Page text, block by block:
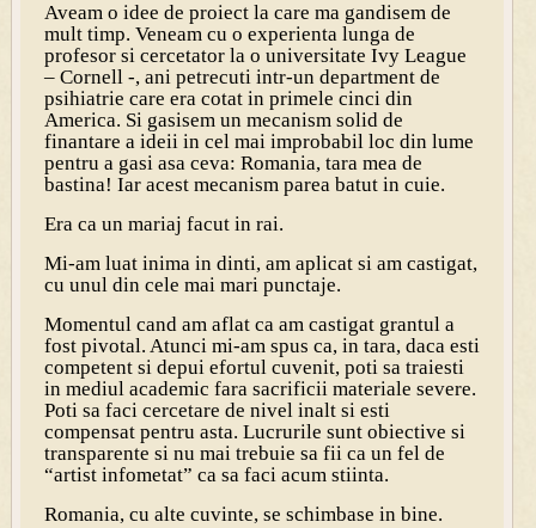
Aveam o idee de proiect la care ma gandisem de
mult timp. Veneam cu o experienta lunga de
profesor si cercetator la o universitate Ivy League
– Cornell -, ani petrecuti intr-un department de
psihiatrie care era cotat in primele cinci din
America. Si gasisem un mecanism solid de
finantare a ideii in cel mai improbabil loc din lume
pentru a gasi asa ceva: Romania, tara mea de
bastina! Iar acest mecanism parea batut in cuie.
Era ca un mariaj facut in rai.
Mi-am luat inima in dinti, am aplicat si am castigat,
cu unul din cele mai mari punctaje.
Momentul cand am aflat ca am castigat grantul a
fost pivotal. Atunci mi-am spus ca, in tara, daca esti
competent si depui efortul cuvenit, poti sa traiesti
in mediul academic fara sacrificii materiale severe.
Poti sa faci cercetare de nivel inalt si esti
compensat pentru asta. Lucrurile sunt obiective si
transparente si nu mai trebuie sa fii ca un fel de
“artist infometat” ca sa faci acum stiinta.
Romania, cu alte cuvinte, se schimbase in bine.